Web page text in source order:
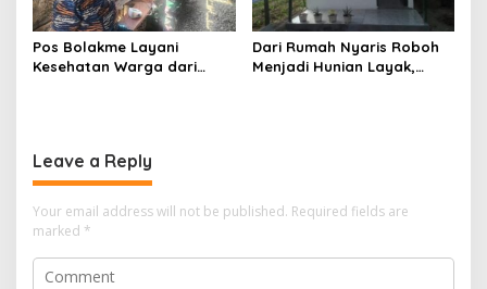
Pos Bolakme Layani
Kesehatan Warga dari
Dari Rumah Nyaris Roboh
Menjadi Hunian Layak,
Leave a Reply
Your email address will not be published. Required fields are
marked *